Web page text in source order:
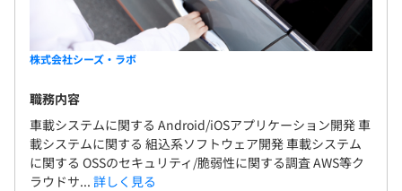
株式会社シーズ・ラボ
職務内容
車載システムに関する Android/iOSアプリケーション開発 車
載システムに関する 組込系ソフトウェア開発 車載システム
に関する OSSのセキュリティ/脆弱性に関する調査 AWS等ク
ラウドサ... 詳しく見る